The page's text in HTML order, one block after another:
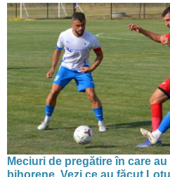
Meciuri de pregătire în care
bihorene. Vezi ce au făcut